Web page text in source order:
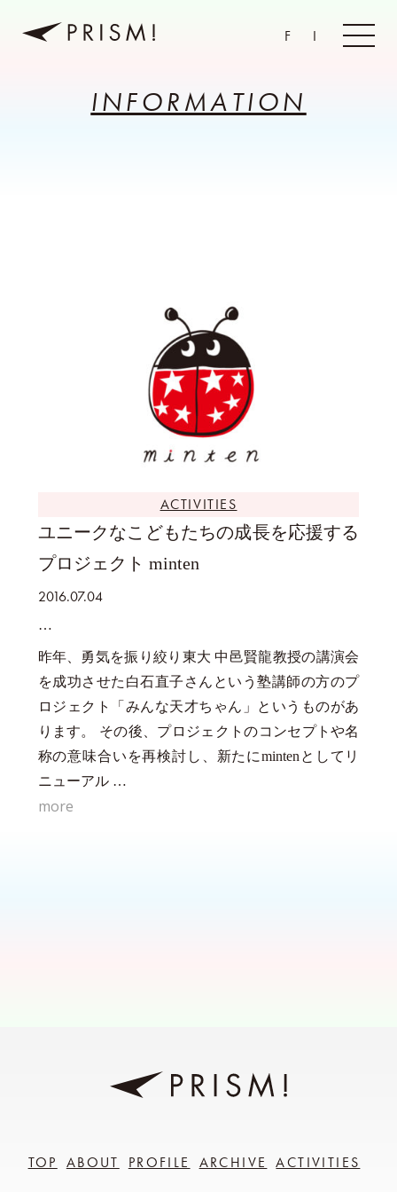
F I
INFORMATION
ACTIVITIES
ユニークなこどもたちの成長を応援する
プロジェクト minten
2016.07.04
昨年、勇気を振り絞り東大 中邑賢龍教授の講演会
を成功させた白石直子さんという塾講師の方のプ
ロジェクト「みんな天才ちゃん」というものがあ
ります。 その後、プロジェクトのコンセプトや名
称の意味合いを再検討し、新たにmintenとしてリ
ニューアル …
more
TOP ABOUT PROFILE ARCHIVE ACTIVITIES